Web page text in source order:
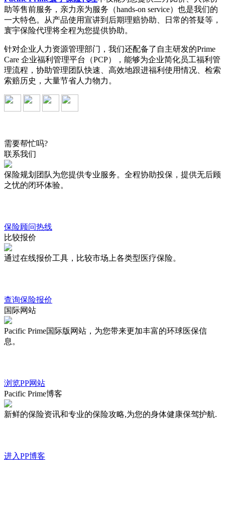
助等售前服务，亲力亲为服务（hands-on service）也是我们的
一大特色。从产品使用宣讲到后期理赔协助、日常的答疑等，
寰宇保险代理将全程为您提供协助。
针对企业人力资源管理部门，我们还配备了自主研发的Prime
Care 企业福利管理平台（PCP），能够为企业简化员工福利管
理流程，协助管理团队快速、高效地跟进福利使用情况、检索
索赔历史，大量节省人力物力。
需要帮忙吗?
联系我们
保险规划团队为您提供专业服务。全程协助投保，提供无后顾
之忧的闭环体验。
保险顾问热线
比较报价
通过在线报价工具，比较市场上各类型医疗保险。
查询保险报价
国际网站
Pacific Prime国际版网站，为您带来更加丰富的环球医保信
息。
浏览PP网站
Pacific Prime博客
新鲜的保险资讯和专业的保险攻略,为您的身体健康保驾护航.
进入PP博客